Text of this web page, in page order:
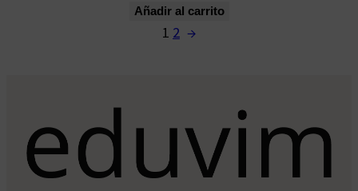
Añadir al carrito
1 2 →